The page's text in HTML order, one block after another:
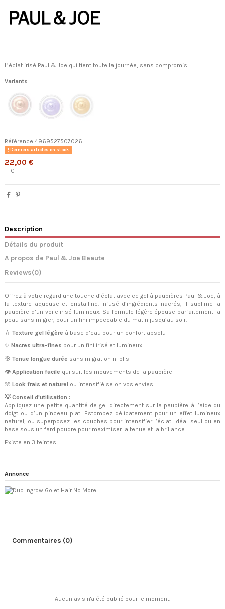
L’éclat irisé Paul & Joe qui tient toute la journée, sans compromis.
Variants
Référence 4969527507026
Derniers articles en stock
22,00 €
TTC
Description
Détails du produit
A propos de Paul & Joe Beaute
Reviews(0)
Offrez à votre regard une touche d’éclat avec ce gel à paupières Paul & Joe, à
la texture aqueuse et cristalline. Infusé d’ingrédients nacrés, il sublime la
paupière d’un voile irisé lumineux. Sa formule légère épouse parfaitement la
peau sans migrer, pour un fini impeccable du matin jusqu’au soir.
💧 Texture gel légère à base d’eau pour un confort absolu
✨ Nacres ultra-fines pour un fini irisé et lumineux
🎯 Tenue longue durée sans migration ni plis
👁️ Application facile qui suit les mouvements de la paupière
🌸 Look frais et naturel ou intensifié selon vos envies.
💡 Conseil d'utilisation :
Appliquez une petite quantité de gel directement sur la paupière à l’aide du
doigt ou d’un pinceau plat. Estompez délicatement pour un effet lumineux
naturel, ou superposez les couches pour intensifier l’éclat. Idéal seul ou en
base sous un fard poudre pour maximiser la tenue et la brillance.
Existe en 3 teintes.
Annonce
Commentaires (0)
Aucun avis n'a été publié pour le moment.